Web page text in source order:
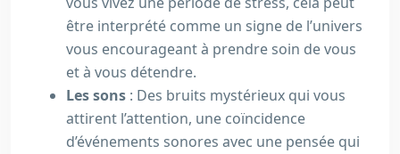
être interprété comme un signe de l’univers
vous encourageant à prendre soin de vous
et à vous détendre.
Les sons : Des bruits mystérieux qui vous
attirent l’attention, une coïncidence
d’événements sonores avec une pensée qui